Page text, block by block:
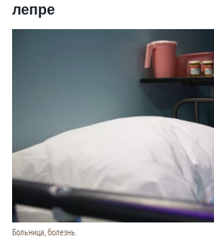
лепре
Больница, болезнь.